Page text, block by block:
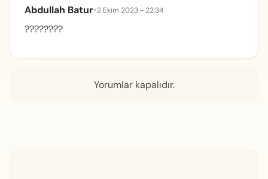
Abdullah Batur•2 Ekim 2023 - 22:34
????????
Yorumlar kapalıdır.